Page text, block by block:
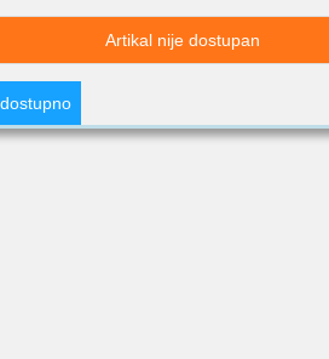
Artikal nije dostupan